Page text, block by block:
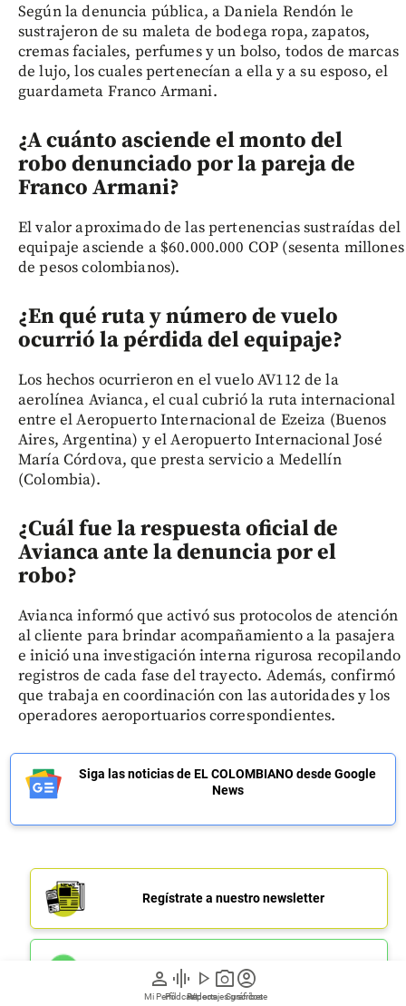
person
Mi Perfil
graphic_eq
Pódcast
play_arrow
Videos
photo_camera
Reportajes gráficos
account_circle
Suscríbete
Según la denuncia pública, a Daniela Rendón le
sustrajeron de su maleta de bodega ropa, zapatos,
cremas faciales, perfumes y un bolso, todos de marcas
de lujo, los cuales pertenecían a ella y a su esposo, el
guardameta Franco Armani.
¿A cuánto asciende el monto del
robo denunciado por la pareja de
Franco Armani?
El valor aproximado de las pertenencias sustraídas del
equipaje asciende a $60.000.000 COP (sesenta millones
de pesos colombianos).
¿En qué ruta y número de vuelo
ocurrió la pérdida del equipaje?
Los hechos ocurrieron en el vuelo AV112 de la
aerolínea Avianca, el cual cubrió la ruta internacional
entre el Aeropuerto Internacional de Ezeiza (Buenos
Aires, Argentina) y el Aeropuerto Internacional José
María Córdova, que presta servicio a Medellín
(Colombia).
¿Cuál fue la respuesta oficial de
Avianca ante la denuncia por el
robo?
Avianca informó que activó sus protocolos de atención
al cliente para brindar acompañamiento a la pasajera
e inició una investigación interna rigurosa recopilando
registros de cada fase del trayecto. Además, confirmó
que trabaja en coordinación con las autoridades y los
operadores aeroportuarios correspondientes.
Siga las noticias de EL COLOMBIANO desde Google
News
Regístrate a nuestro newsletter
Únete a nuestro canal de Whatsapp